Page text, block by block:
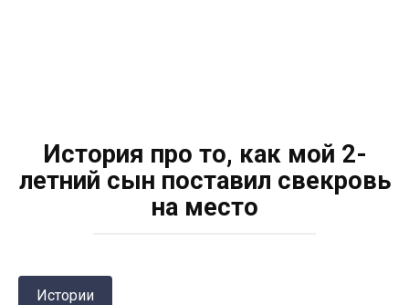
История про то, как мой 2-
летний сын поставил свекровь
на место
Истории